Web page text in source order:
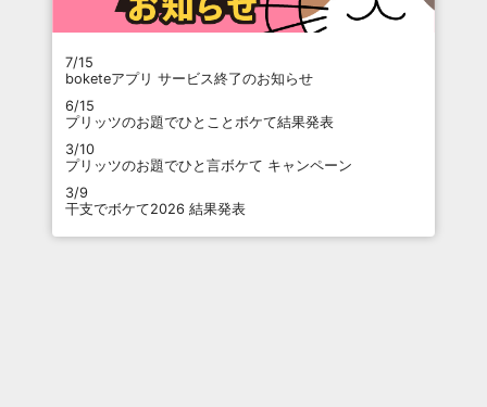
7/15
boketeアプリ サービス終了のお知らせ
6/15
プリッツのお題でひとことボケて結果発表
3/10
プリッツのお題でひと言ボケて キャンペーン
3/9
干支でボケて2026 結果発表